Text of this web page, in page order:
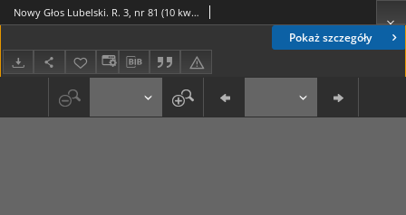
Pokaż szczegóły
Nowy Głos Lubelski. R. 3, nr 81 (10 kwietnia 1942)